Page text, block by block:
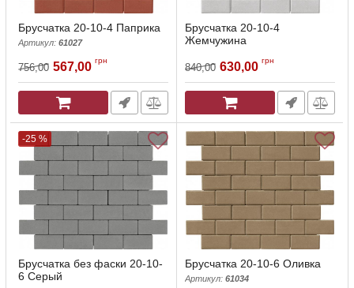
Брусчатка 20-10-4 Паприка
Артикул: 61027
756,00 567,00 грн
Брусчатка 20-10-4
Жемчужина
840,00 630,00 грн
-25 %
Брусчатка без фаски 20-10-
6 Серый
Брусчатка 20-10-6 Оливка
Артикул: 61034